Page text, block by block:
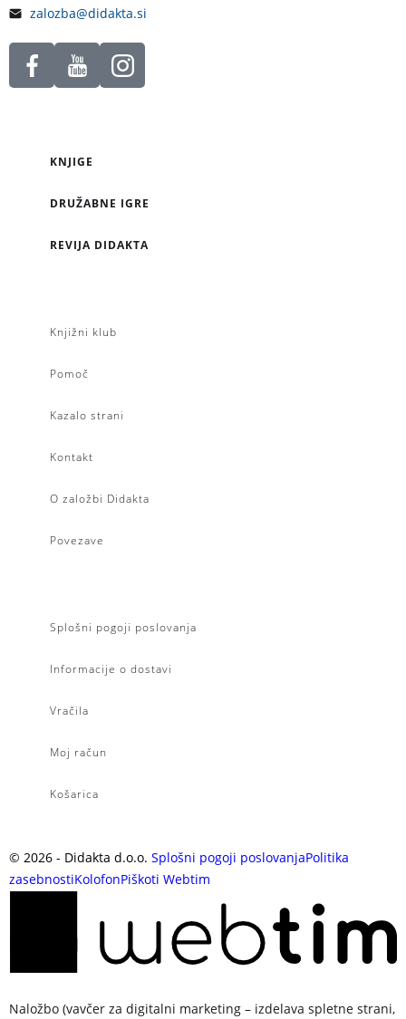
zalozba@didakta.si
KNJIGE
DRUŽABNE IGRE
REVIJA DIDAKTA
Knjižni klub
Pomoč
Kazalo strani
Kontakt
O založbi Didakta
Povezave
Splošni pogoji poslovanja
Informacije o dostavi
Vračila
Moj račun
Košarica
© 2026 - Didakta d.o.o. Splošni pogoji poslovanjaPolitika
zasebnostiKolofonPiškoti Webtim
Naložbo (vavčer za digitalni marketing – izdelava spletne strani,